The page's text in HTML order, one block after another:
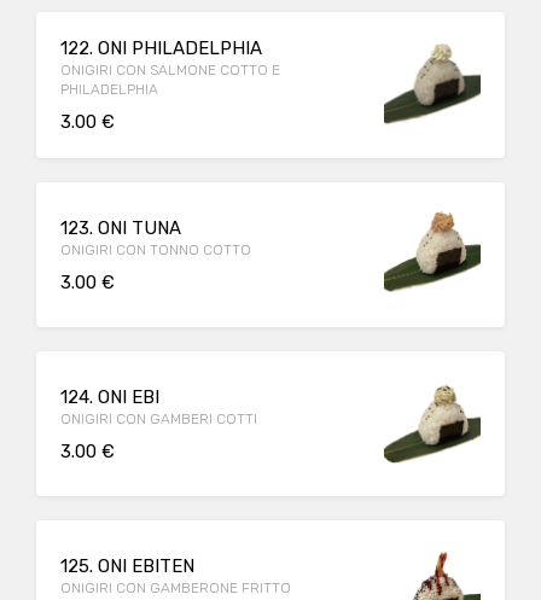
122. ONI PHILADELPHIA
ONIGIRI CON SALMONE COTTO E
PHILADELPHIA
3.00 €
123. ONI TUNA
ONIGIRI CON TONNO COTTO
3.00 €
124. ONI EBI
ONIGIRI CON GAMBERI COTTI
3.00 €
125. ONI EBITEN
ONIGIRI CON GAMBERONE FRITTO